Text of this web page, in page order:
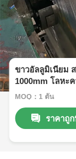
ขาวอัลลูมิเนียม
1000mm โลหะ
รถยนต์และอุปก
MOQ：1 ตัน
ราคาถู